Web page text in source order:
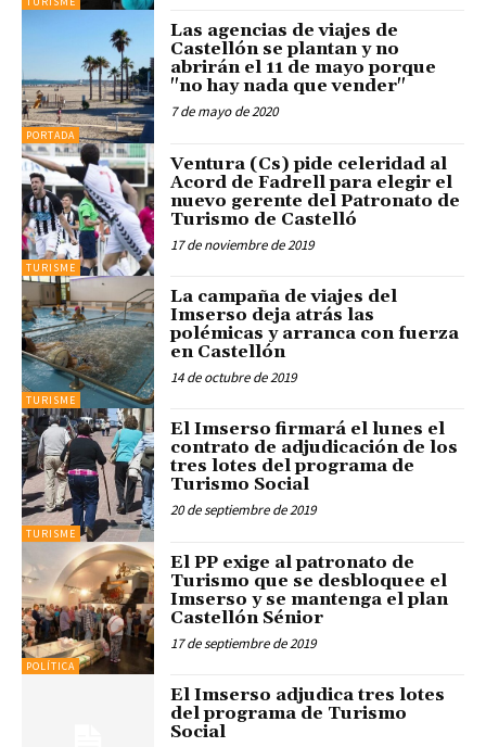
PORTADA
Las agencias de viajes de
Castellón se plantan y no
abrirán el 11 de mayo porque
"no hay nada que vender"
7 de mayo de 2020
TURISME
Ventura (Cs) pide celeridad al
Acord de Fadrell para elegir el
nuevo gerente del Patronato de
Turismo de Castelló
17 de noviembre de 2019
TURISME
La campaña de viajes del
Imserso deja atrás las
polémicas y arranca con fuerza
en Castellón
14 de octubre de 2019
TURISME
El Imserso firmará el lunes el
contrato de adjudicación de los
tres lotes del programa de
Turismo Social
20 de septiembre de 2019
POLÍTICA
El PP exige al patronato de
Turismo que se desbloquee el
Imserso y se mantenga el plan
Castellón Sénior
17 de septiembre de 2019
El Imserso adjudica tres lotes
del programa de Turismo
Social